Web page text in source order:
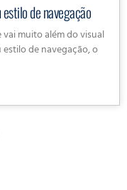
de navegação
muito além do visual
de navegação, o